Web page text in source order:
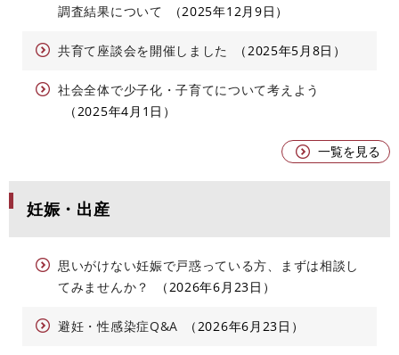
調査結果について
2025年12月9日
共育て座談会を開催しました 2025年5月8日
社会全体で少子化・子育てについて考えよう
2025年4月1日
一覧を見る
妊娠・出産
思いがけない妊娠で戸惑っている方、まずは相談し
てみませんか？
2026年6月23日
避妊・性感染症Q&A 2026年6月23日